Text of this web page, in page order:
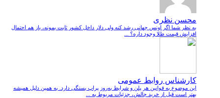
محسن نظری
به نظر شما اگر اونس جهانی رشد کنه ولی دلار داخل کشور ثابت بمونه، باز هم احتمال
افزایش قیمت طلا وجود داره؟ ...
کارشناس روابط عمومی
این موضوع به قوانین هر پلن و شرایط به‌روز پراپ بستگی دارد. به همین دلیل همیشه
بهتر است قبل از خرید چالش، جزئیات مربوط به ...